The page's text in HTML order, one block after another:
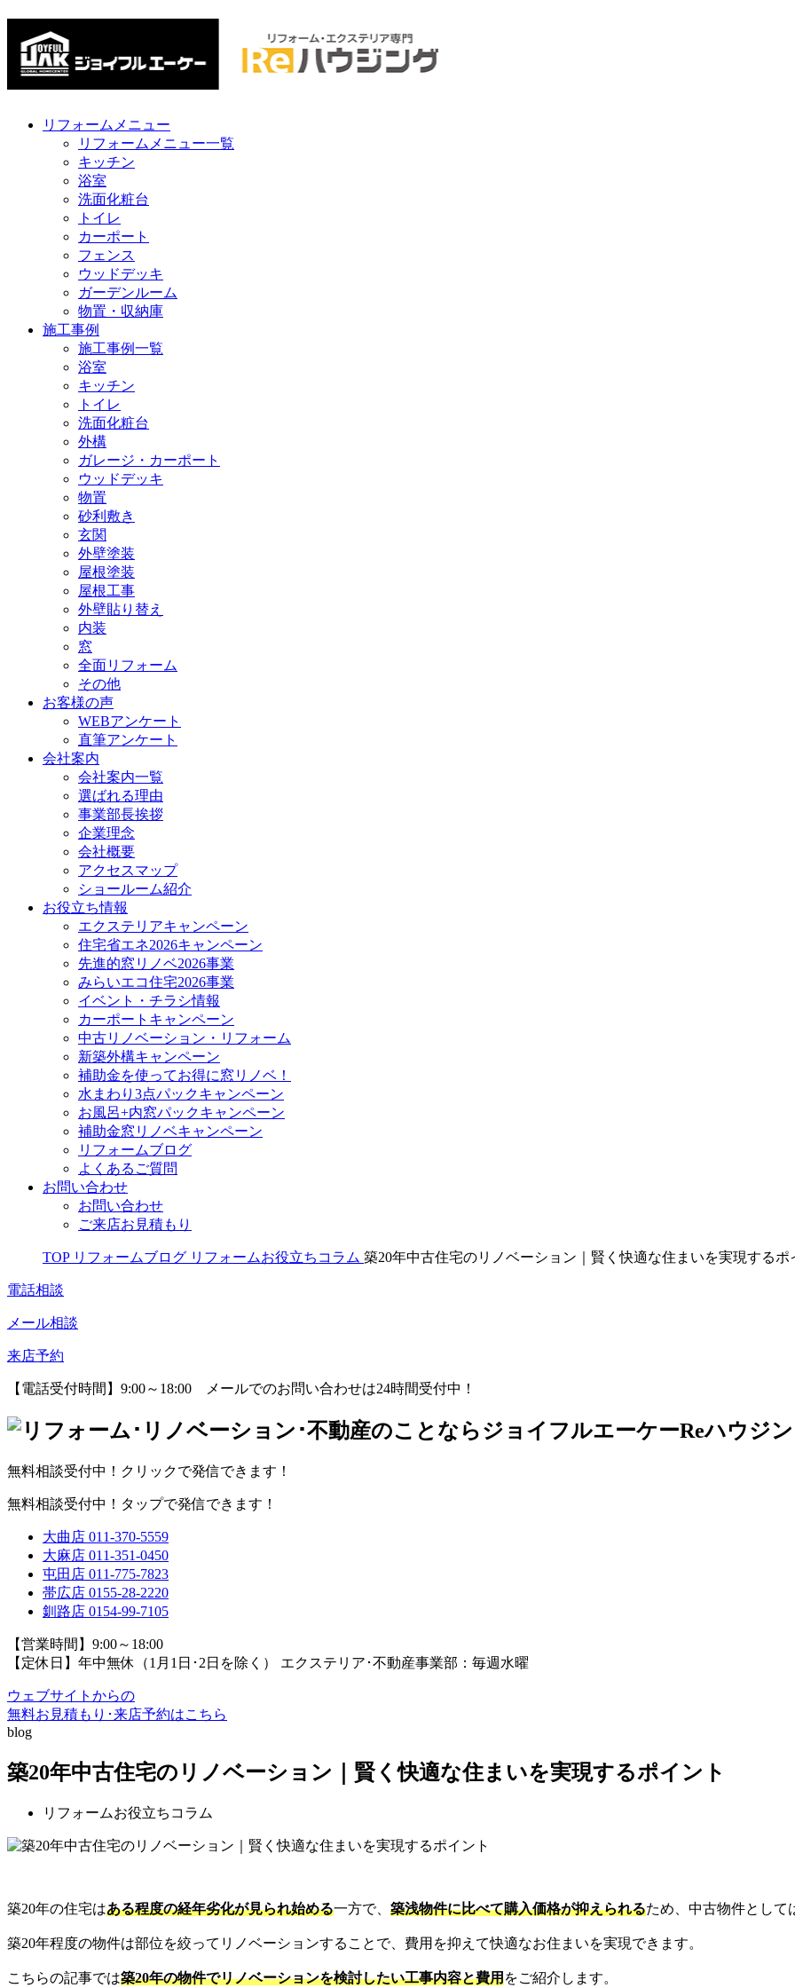
リフォームメニュー
リフォームメニュー一覧
キッチン
浴室
洗面化粧台
トイレ
カーポート
フェンス
ウッドデッキ
ガーデンルーム
物置・収納庫
施工事例
施工事例一覧
浴室
キッチン
トイレ
洗面化粧台
外構
ガレージ・カーポート
ウッドデッキ
物置
砂利敷き
玄関
外壁塗装
屋根塗装
屋根工事
外壁貼り替え
内装
窓
全面リフォーム
その他
お客様の声
WEBアンケート
直筆アンケート
会社案内
会社案内一覧
選ばれる理由
事業部長挨拶
企業理念
会社概要
アクセスマップ
ショールーム紹介
お役立ち情報
エクステリアキャンペーン
住宅省エネ2026キャンペーン
先進的窓リノベ2026事業
みらいエコ住宅2026事業
イベント・チラシ情報
カーポートキャンペーン
中古リノベーション・リフォーム
新築外構キャンペーン
補助金を使ってお得に窓リノベ！
水まわり3点パックキャンペーン
お風呂+内窓パックキャンペーン
補助金窓リノベキャンペーン
リフォームブログ
よくあるご質問
お問い合わせ
お問い合わせ
ご来店お見積もり
TOP リフォームブログ リフォームお役立ちコラム 築20年中古住宅のリノベーション｜賢く快適な住まいを実現するポ
電話相談
メール相談
来店予約
【電話受付時間】9:00～18:00 メールでのお問い合わせは24時間受付中！
無料相談受付中！クリックで発信できます！
無料相談受付中！タップで発信できます！
大曲店 011-370-5559
大麻店 011-351-0450
屯田店 011-775-7823
帯広店 0155-28-2220
釧路店 0154-99-7105
【営業時間】9:00～18:00
【定休日】年中無休（1月1日･2日を除く） エクステリア･不動産事業部：毎週水曜
ウェブサイトからの
無料お見積もり･来店予約はこちら
blog
築20年中古住宅のリノベーション｜賢く快適な住まいを実現するポイント
リフォームお役立ちコラム
築20年の住宅はある程度の経年劣化が見られ始める一方で、 築浅物件に比べて購入価格が抑えられるため、中古物件として
築20年程度の物件は部位を絞ってリノベーションすることで、費用を抑えて快適なお住まいを実現できます。
こちらの記事では築20年の物件でリノベーションを検討したい工事内容と費用をご紹介します。